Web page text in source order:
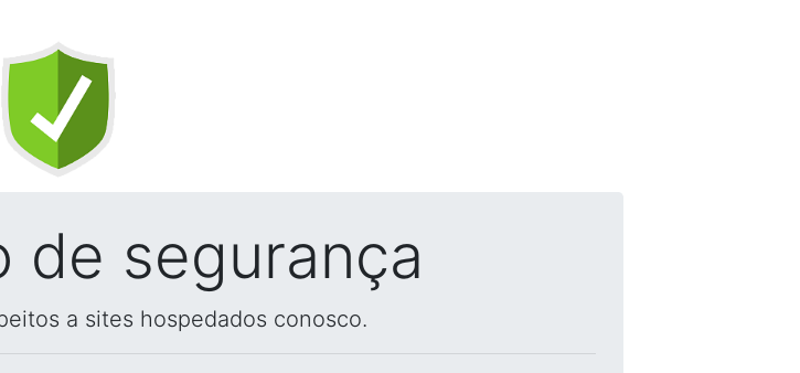
de segurança
a sites hospedados conosco.